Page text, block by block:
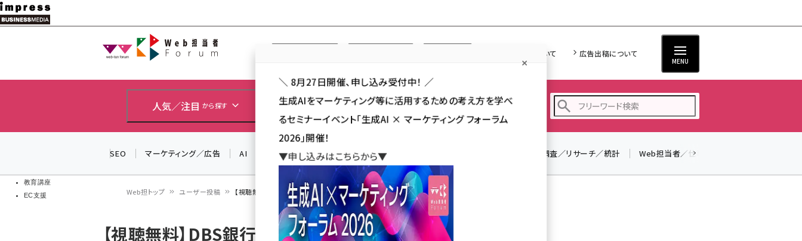
メ
イ
教育講座
EC支援
Web担当者Forum
Web担について 広告出稿について
MENU
人気／注目 から探す カテゴリ／種別 から探す セミナー／イベント から探す
SEO マーケティング／広告 AI SNS アクセス解析／データ分析 調査／リサーチ／統計 Web担当者／仕事
Web担トップ ユーザー投稿 【視聴無料】DBS銀行のデジタル施策調査 動画セミナー
【視聴無料】DBS銀行のデジタル施策調査 動画セミ
＼ 8月27日開催、申し込み受付中！ ／
生成AIをマーケティング等に活用するための考え方を学べ
るセミナーイベント「生成AI × マーケティング フォーラム
2026」開催！
▼申し込みはこちらから▼